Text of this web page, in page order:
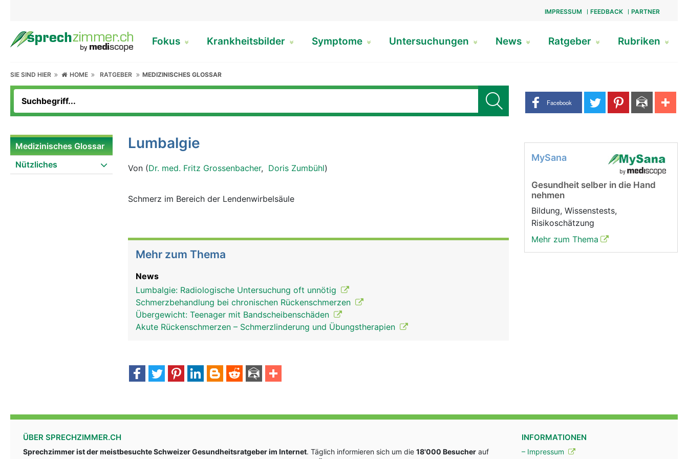
IMPRESSUM FEEDBACK PARTNER
Fokus Krankheitsbilder Symptome Untersuchungen News Ratgeber Rubriken
SIE SIND HIER HOME RATGEBER MEDIZINISCHES GLOSSAR
Share buttons
Facebook
Medizinisches Glossar
Nützliches
Lumbalgie
Von (Dr. med. Fritz Grossenbacher, Doris Zumbühl)
Schmerz im Bereich der Lendenwirbelsäule
Mehr zum Thema
News
Lumbalgie: Radiologische Untersuchung oft unnötig
Schmerzbehandlung bei chronischen Rückenschmerzen
Übergewicht: Teenager mit Bandscheibenschäden
Akute Rückenschmerzen – Schmerzlinderung und Übungstherapien
MySana
Gesundheit selber in die Hand
nehmen
Bildung, Wissenstests,
Risikoschätzung
Mehr zum Thema
ÜBER SPRECHZIMMER.CH
Sprechzimmer ist der meistbesuchte Schweizer Gesundheitsratgeber im Internet. Täglich informieren sich um die 18'000 Besucher auf
INFORMATIONEN
– Impressum